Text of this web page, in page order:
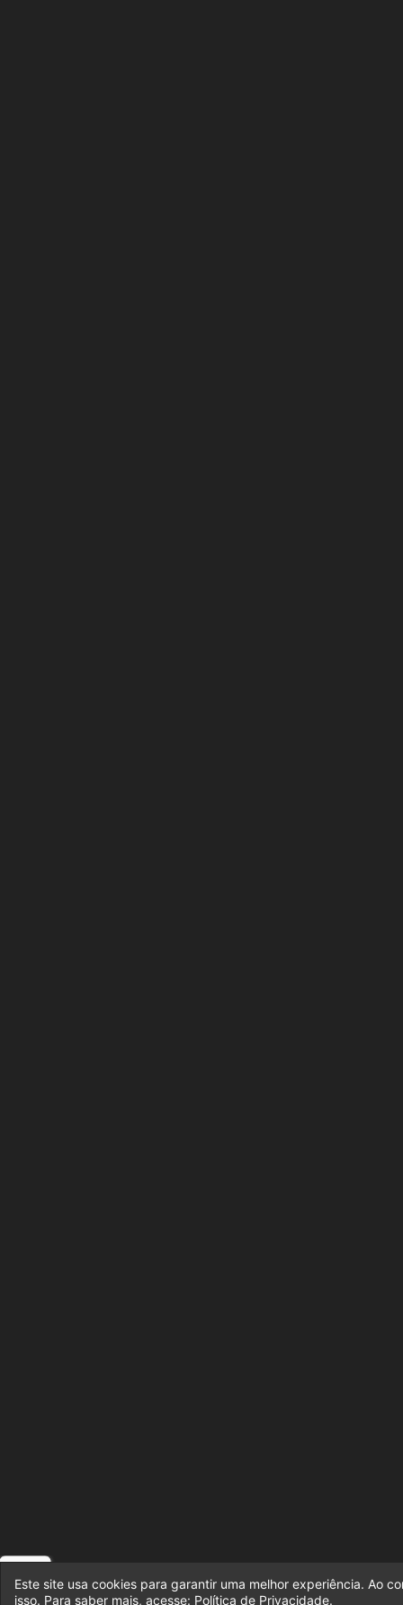
Este site usa cookies para garantir uma melhor experiência. Ao
isso. Para saber mais, acesse: Política de Privacidade.